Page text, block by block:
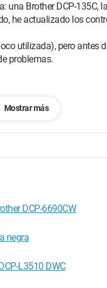
una Brother DCP-135C,
he actualizado los
utilizada), pero antes
problemas.
Mostrar más
DCP-6690CW
negra
L3510 DWC